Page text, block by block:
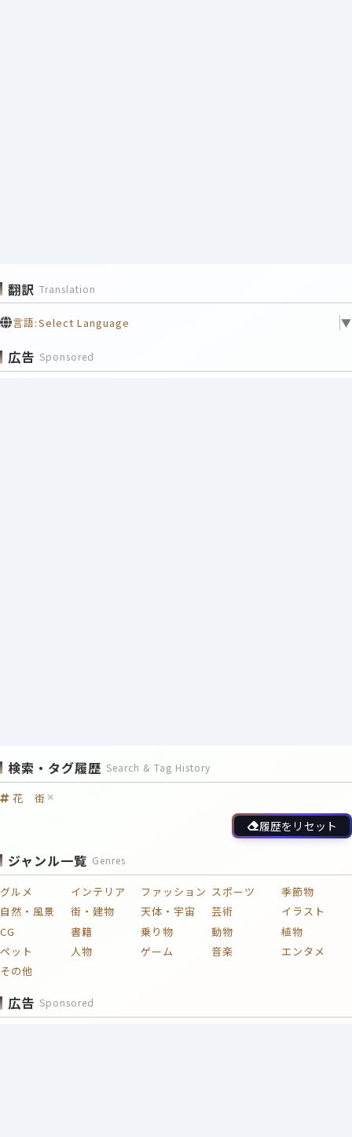
翻訳 Translation
言語:Select Language ▼
広告 Sponsored
検索・タグ履歴 Search & Tag History
花 街
履歴をリセット
ジャンル一覧 Genres
グルメ インテリア ファッション スポーツ
季節物
自然・風景
街・建物 天体・宇宙 芸術
イラスト
CG
書籍 乗り物 動物
植物
ペット
人物 ゲーム 音楽
エンタメ
その他
広告 Sponsored